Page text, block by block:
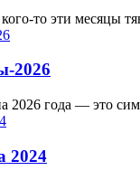
то эти месяцы
2026
2026 года — это
2024